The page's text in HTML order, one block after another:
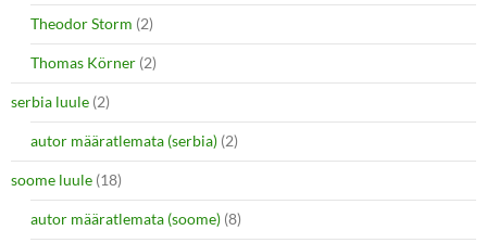
Theodor Storm (2)
Thomas Körner (2)
serbia luule (2)
autor määratlemata (serbia) (2)
soome luule (18)
autor määratlemata (soome) (8)